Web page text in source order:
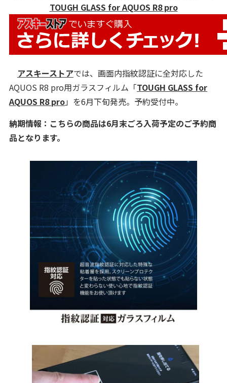
TOUGH GLASS for AQUOS R8 pro
アスキーストアでは、画面内指紋認証に全対応した
AQUOS R8 pro用ガラスフィルム「TOUGH GLASS for
AQUOS R8 pro」を6月下旬発売。予約受付中。
納期情報：こちらの商品は6月末ごろ入荷予定のご予約商
品となります。